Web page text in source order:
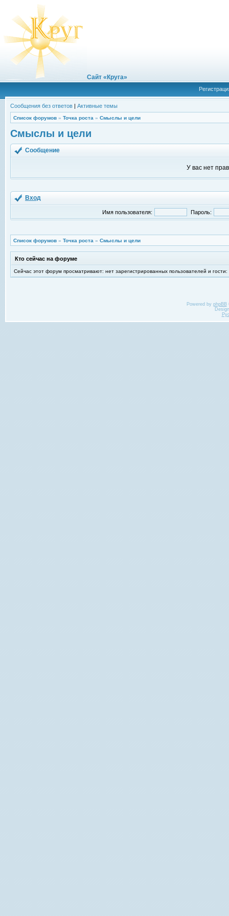
Сайт «Круга»
Сообщения без ответов | Активные темы
Список форумов » Точка роста » Смыслы и цели
Смыслы и цели
Сообщение
У вас нет
Вход
Имя пользователя: Пароль:
Список форумов » Точка роста » Смыслы и цели
Кто сейчас на форуме
Сейчас этот форум просматривают: нет зарегистрированных пользователей и гости:
Powered by phpBB